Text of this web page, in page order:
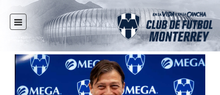
INICIO
NOTICIAS
MULTIMEDIA